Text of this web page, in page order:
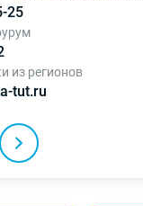
25
из регионов
tut.ru